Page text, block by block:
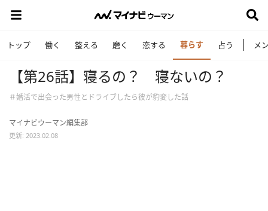
トップ 働く 整える 磨く 恋する 暮らす 占う メ
【第26話】寝るの？ 寝ないの？
＃婚活で出会った男性とドライブしたら彼が豹変した話
マイナビウーマン編集部
更新: 2023.02.08